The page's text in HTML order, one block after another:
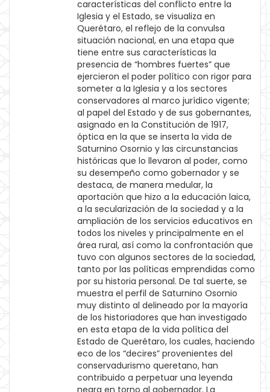
características del conflicto entre la
Iglesia y el Estado, se visualiza en
Querétaro, el reflejo de la convulsa
situación nacional, en una etapa que
tiene entre sus características la
presencia de “hombres fuertes” que
ejercieron el poder político con rigor para
someter a la Iglesia y a los sectores
conservadores al marco jurídico vigente;
al papel del Estado y de sus gobernantes,
asignado en la Constitución de 1917,
óptica en la que se inserta la vida de
Saturnino Osornio y las circunstancias
históricas que lo llevaron al poder, como
su desempeño como gobernador y se
destaca, de manera medular, la
aportación que hizo a la educación laica,
a la secularización de la sociedad y a la
ampliación de los servicios educativos en
todos los niveles y principalmente en el
área rural, así como la confrontación que
tuvo con algunos sectores de la sociedad,
tanto por las políticas emprendidas como
por su historia personal. De tal suerte, se
muestra el perfil de Saturnino Osornio
muy distinto al delineado por la mayoría
de los historiadores que han investigado
en esta etapa de la vida política del
Estado de Querétaro, los cuales, haciendo
eco de los “decires” provenientes del
conservadurismo queretano, han
contribuido a perpetuar una leyenda
negra en torno al gobernador. La